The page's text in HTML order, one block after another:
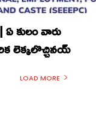
కులం వారు
లెక్కలొచ్చినయ్
LOAD MORE